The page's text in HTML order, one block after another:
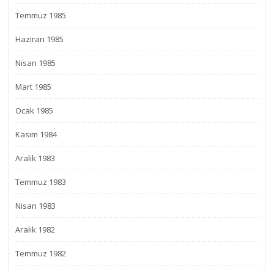
Temmuz 1985
Haziran 1985
Nisan 1985
Mart 1985
Ocak 1985
Kasım 1984
Aralık 1983
Temmuz 1983
Nisan 1983
Aralık 1982
Temmuz 1982